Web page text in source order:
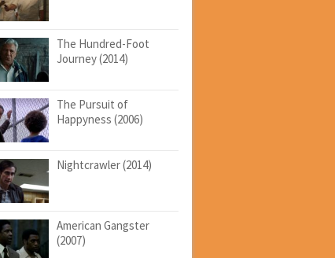
The Hundred-Foot
Journey (2014)
The Pursuit of
Happyness (2006)
Nightcrawler (2014)
American Gangster
(2007)